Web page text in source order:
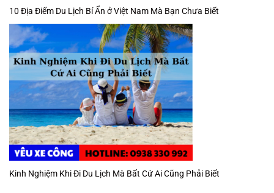
10 Địa Điểm Du Lịch Bí Ẩn ở Việt Nam Mà Bạn Chưa Biết
Kinh Nghiệm Khi Đi Du Lịch Mà Bất Cứ Ai Cũng Phải Biết